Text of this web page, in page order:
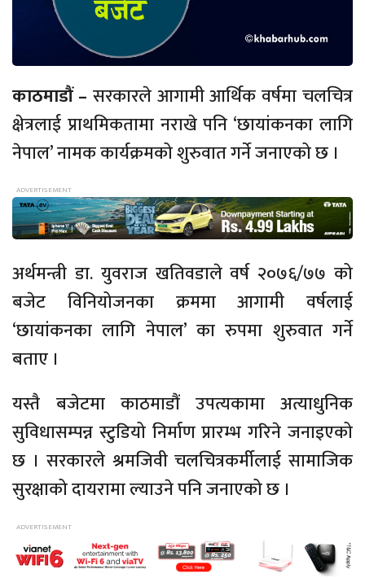
काठमाडौं – सरकारले आगामी आर्थिक वर्षमा चलचित्र
क्षेत्रलाई प्राथमिकतामा नराखे पनि ‘छायांकनका लागि
नेपाल’ नामक कार्यक्रमको शुरुवात गर्ने जनाएको छ ।
अर्थमन्त्री डा. युवराज खतिवडाले वर्ष २०७६/७७ को
बजेट विनियोजनका क्रममा आगामी वर्षलाई
‘छायांकनका लागि नेपाल’ का रुपमा शुरुवात गर्ने
बताए ।
यस्तै बजेटमा काठमाडौं उपत्यकामा अत्याधुनिक
सुविधासम्पन्न स्टुडियो निर्माण प्रारम्भ गरिने जनाइएको
छ । सरकारले श्रमजिवी चलचित्रकर्मीलाई सामाजिक
सुरक्षाको दायरामा ल्याउने पनि जनाएको छ ।